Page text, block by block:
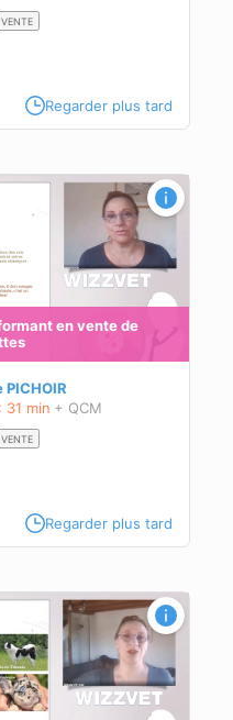
VENTE
Regarder plus tard
en vente de
31 min + QCM
VENTE
Regarder plus tard